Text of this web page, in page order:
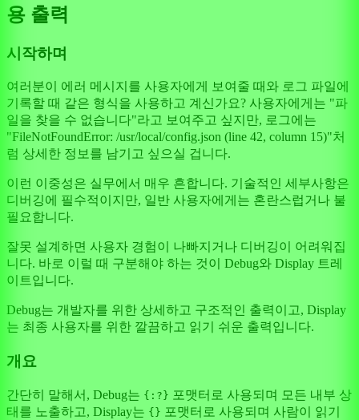
용 출력
시작하며
여러분이 에러 메시지를 사용자에게 보여줄 때와 로그 파일에
기록할 때 같은 형식을 사용하고 계신가요? 사용자에게는 "파
일을 찾을 수 없습니다"라고 보여주고 싶지만, 로그에는
"FileNotFoundError: /usr/local/config.json (line 42, column 15)"처
럼 상세한 정보를 남기고 싶으실 겁니다.
이런 이중성은 실무에서 매우 흔합니다. 기술적인 세부사항은
디버깅에 필수적이지만, 일반 사용자에게는 혼란스럽거나 불
필요합니다.
잘못 설계하면 사용자 경험이 나빠지거나 디버깅이 어려워집
니다. 바로 이럴 때 구분해야 하는 것이 Debug와 Display 트레
이트입니다.
Debug는 개발자를 위한 상세하고 구조적인 출력이고, Display
는 최종 사용자를 위한 깔끔하고 읽기 쉬운 출력입니다.
개요
간단히 말해서, Debug는 {:?} 포맷터로 사용되며 모든 내부 상
태를 노출하고, Display는 {} 포맷터로 사용되며 사람이 읽기